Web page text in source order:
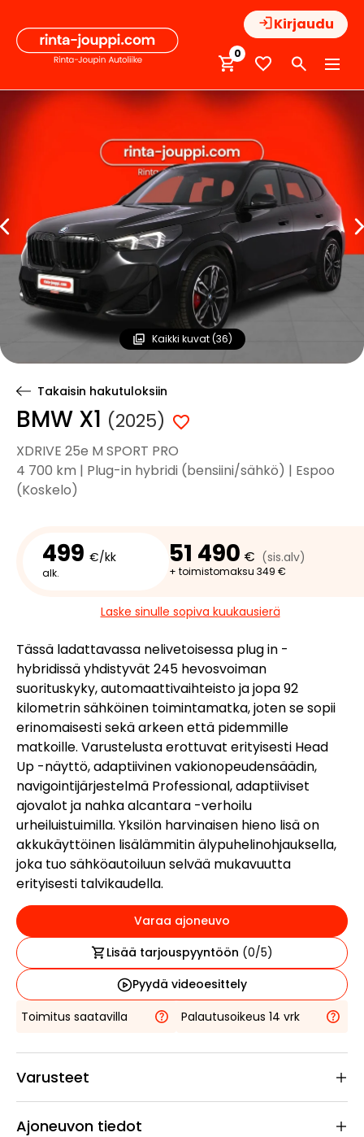
sisältöön
Kirjaudu
0
Kaikki kuvat (36)
Takaisin hakutuloksiin
BMW X1 (2025)
XDRIVE 25e M SPORT PRO
4 700 km | Plug-in hybridi (bensiini/sähkö) | Espoo
(Koskelo)
499 €/kk
alk.
51 490 € (sis.alv)
+ toimistomaksu 349 €
Laske sinulle sopiva kuukausierä
Tässä ladattavassa nelivetoisessa plug in -
hybridissä yhdistyvät 245 hevosvoiman
suorituskyky, automaattivaihteisto ja jopa 92
kilometrin sähköinen toimintamatka, joten se sopii
erinomaisesti sekä arkeen että pidemmille
matkoille. Varustelusta erottuvat erityisesti Head
Up -näyttö, adaptiivinen vakionopeudensäädin,
navigointijärjestelmä Professional, adaptiiviset
ajovalot ja nahka alcantara -verhoilu
urheiluistuimilla. Yksilön harvinaisen hieno lisä on
akkukäyttöinen lisälämmitin älypuhelinohjauksella,
joka tuo sähköautoiluun selvää mukavuutta
erityisesti talvikaudella.
Varaa ajoneuvo
Lisää tarjouspyyntöön (0/5)
Pyydä videoesittely
Toimitus saatavilla
Palautusoikeus 14 vrk
Varusteet
Ajoneuvon tiedot